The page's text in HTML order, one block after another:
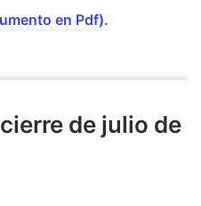
en Pdf).
de julio de